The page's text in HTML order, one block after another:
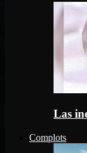
Las
Complots